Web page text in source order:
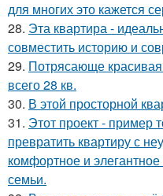
для многих это кажется
28. Эта квартира -
совместить историю и
29. Потрясающе
всего 28 кв.
30. В этой просторной
31. Этот проект - пример
превратить квартиру с
комфортное и
семьи.